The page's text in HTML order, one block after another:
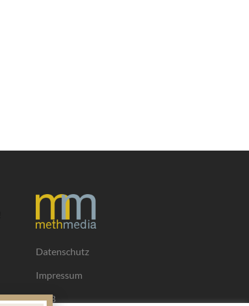
Datenschutz
Impressum
AGB